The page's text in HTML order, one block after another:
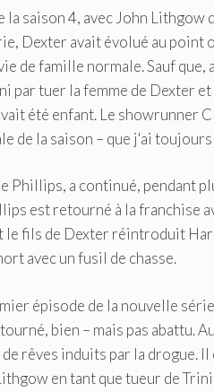
la saison 4, avec John
Dexter avait évolué au point
de famille normale. Sauf
par tuer la femme de Dexter
été enfant. Le showrunner
de la saison – que j'ai
Phillips, a continué, pendant
est retourné à la franchise
fils de Dexter réintroduit
avec un fusil de chasse.
épisode de la nouvelle
bien – mais pas abattu.
rêves induits par la drogue.
en tant que tueur de